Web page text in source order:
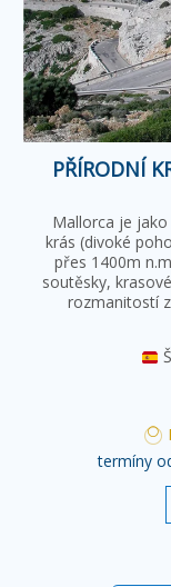
PŘÍRODNÍ
Mallorca je
krás (divoké
přes 1400m
soutěsky,
rozmanitostí
termíny